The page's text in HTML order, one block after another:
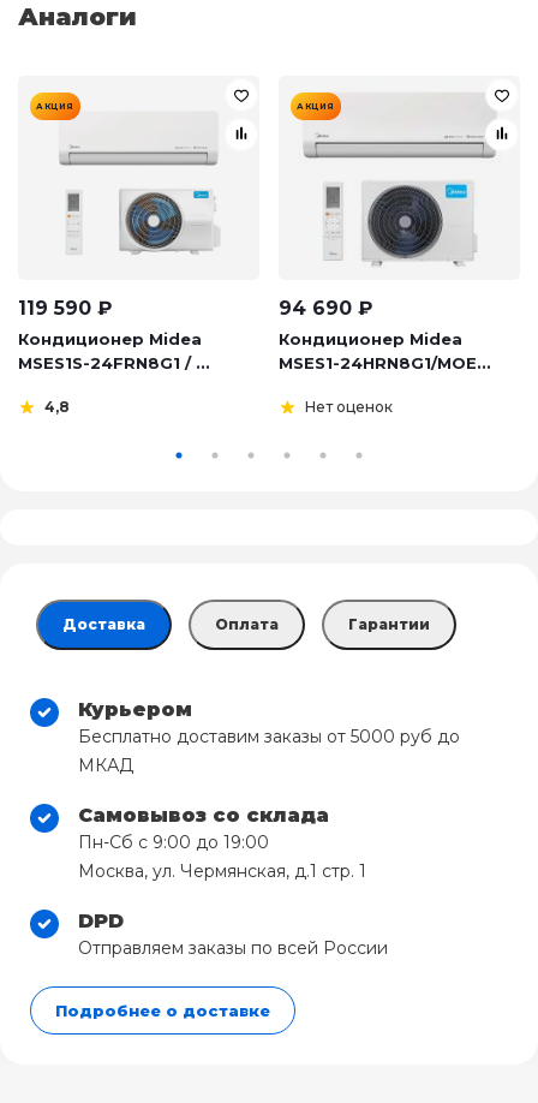
Аналоги
АКЦИЯ
119 590 ₽
Кондиционер Midea
MSES1S-24FRN8G1 / ...
4,8
АКЦИЯ
94 690 ₽
Кондиционер Midea
MSES1-24HRN8G1/MOE...
Нет оценок
Доставка Оплата Гарантии
Курьером
Бесплатно доставим заказы от 5000 руб до
МКАД
Самовывоз со склада
Пн-Сб с 9:00 до 19:00
Москва, ул. Чермянская, д.1 стр. 1
DPD
Отправляем заказы по всей России
Подробнее о доставке